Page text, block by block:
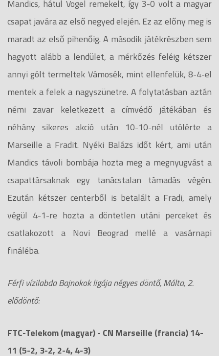
Mandics, hátul Vogel remekelt, így 3-0 volt a magyar
csapat javára az első negyed elején. Ez az előny meg is
maradt az első pihenőig. A második játékrészben sem
hagyott alább a lendület, a mérkőzés feléig kétszer
annyi gólt termeltek Vámosék, mint ellenfelük, 8-4-el
mentek a felek a nagyszünetre. A folytatásban aztán
némi zavar keletkezett a címvédő játékában és
néhány sikeres akció után 10-10-nél utólérte a
Marseille a Fradit. Nyéki Balázs időt kért, ami után
Mandics távoli bombája hozta meg a megnyugvást a
csapattársaknak egy tanácstalan támadás végén.
Ezután kétszer centerből is betalált a Fradi, amely
végül 4-1-re hozta a döntetlen utáni perceket és
csatlakozott a Novi Beograd mellé a vasárnapi
fináléba.
Férfi vízilabda Bajnokok ligája négyes döntő, Málta, 2.
elődöntő:
FTC-Telekom (magyar) - CN Marseille (francia) 14-
11 (5-2, 3-2, 2-4, 4-3)